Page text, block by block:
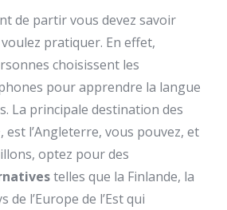
de partir vous devez savoir
pratiquer. En effet,
choisissent les
pour apprendre la langue
La principale destination des
est l’Angleterre, vous pouvez, et
optez pour des
telles que la Finlande, la
de l’Europe de l’Est qui